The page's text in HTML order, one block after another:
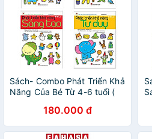
Sách- Combo Phát Triển Khả
Năng Của Bé Từ 4-6 tuổi (
180.000 đ